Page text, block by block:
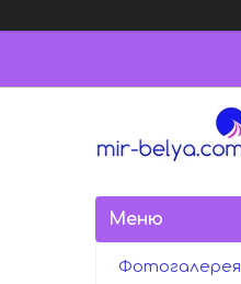
Фотогалерея